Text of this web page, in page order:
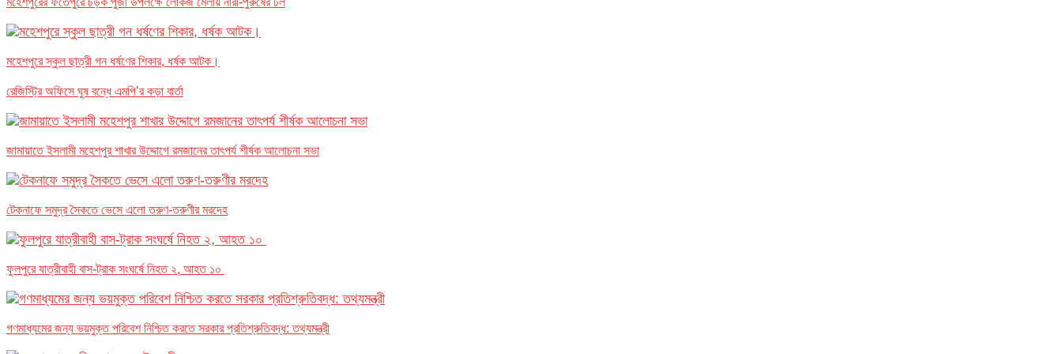
মহেশপুরে স্কুল ছাত্রী গন ধর্ষণের শিকার, ধর্ষক আটক।
রেজিস্ট্রি অফিসে ঘুষ বন্ধে এমপি’র কড়া বার্তা
জামায়াতে ইসলামী মহেশপুর শাখার উদ্দোগে রমজানের তাৎপর্য শীর্ষক আলোচনা সভা
টেকনাফে সমুদ্র সৈকতে ভেসে এলো তরুণ-তরুণীর মরদেহ
ফুলপুরে যাত্রীবাহী বাস-ট্রাক সংঘর্ষে নিহত ২, আহত ১০
গণমাধ্যমের জন্য ভয়মুক্ত পরিবেশ নিশ্চিত করতে সরকার প্রতিশ্রুতিবদ্ধ: তথ্যমন্ত্রী